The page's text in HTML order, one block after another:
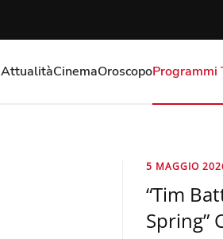
AttualitàCinemaOroscopoProgrammi
5 MAGGIO
“Tim
Spring”